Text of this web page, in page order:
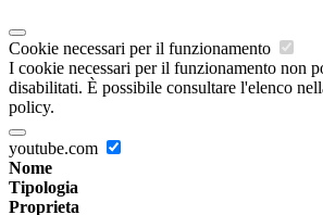
Cookie necessari per il funzionamento
I cookie necessari per il funzionamento non
disabilitati. È possibile consultare l'elenco
policy.
youtube.com
Nome
Tipologia
Proprieta